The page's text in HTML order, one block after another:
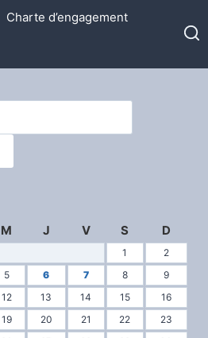
Charte d’engagement
M J V S D
1
2
5 6 7 8
9
12 13 14 15
16
19 20 21 22
23